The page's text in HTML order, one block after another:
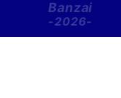
Banzai
-2026-